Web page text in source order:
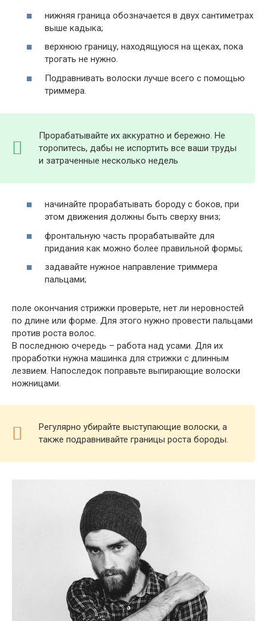
нижняя граница обозначается в двух сантиметрах
выше кадыка;
верхнюю границу, находящуюся на щеках, пока
трогать не нужно.
Подравнивать волоски лучше всего с помощью
триммера.
Прорабатывайте их аккуратно и бережно. Не
торопитесь, дабы не испортить все ваши труды
и затраченные несколько недель
начинайте прорабатывать бороду с боков, при
этом движения должны быть сверху вниз;
фронтальную часть прорабатывайте для
придания как можно более правильной формы;
задавайте нужное направление триммера
пальцами;
поле окончания стрижки проверьте, нет ли неровностей
по длине или форме. Для этого нужно провести пальцами
против роста волос.
В последнюю очередь – работа над усами. Для их
проработки нужна машинка для стрижки с длинным
лезвием. Напоследок поправьте выпирающие волоски
ножницами.
Регулярно убирайте выступающие волоски, а
также подравнивайте границы роста бороды.